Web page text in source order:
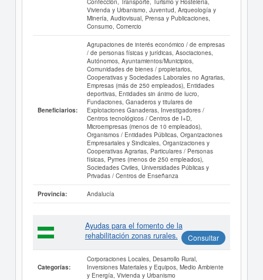
Vivienda y Urbanismo, Juventud, Arqueología y
Minería, Audiovisual, Prensa y Publicaciones,
Consumo, Comercio
Beneficiarios:
Agrupaciones de interés económico / de empresas
/ de personas físicas y jurídicas, Asociaciones,
Autónomos, Ayuntamientos/Municipios,
Comunidades de bienes / propietarios,
Cooperativas y Sociedades Laborales no Agrarias,
Empresas (más de 250 empleados), Entidades
deportivas, Entidades sin ánimo de lucro,
Fundaciones, Ganaderos y titulares de
Explotaciones Ganaderas, Investigadores /
Centros tecnológicos / Centros de I+D,
Microempresas (menos de 10 empleados),
Organismos / Entidades Públicas, Organizaciones
Empresariales y Sindicales, Organizaciones y
Cooperativas Agrarias, Particulares / Personas
físicas, Pymes (menos de 250 empleados),
Sociedades Civiles, Universidades Públicas y
Privadas / Centros de Enseñanza
Provincia: Andalucía
Ayudas para el fomento de la
rehabilitación zonas rurales.
Consultar
Categorías:
Corporaciones Locales, Desarrollo Rural,
Inversiones Materiales y Equipos, Medio Ambiente
y Energía, Vivienda y Urbanismo